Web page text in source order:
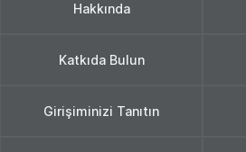
Hakkında
Katkıda Bulun
Girişiminizi Tanıtın